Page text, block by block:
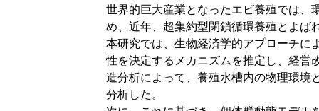
世界的巨大産業となったエビ養殖では、
め、近年、超集約型閉鎖循環養殖とよば
本研究では、生物経済学的アプローチに
性を決定するメカニズムを推定し、経営
造分析によって、養殖水槽内の物理環境
分析した。